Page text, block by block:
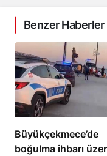
Benzer Haberler
Büyükçekmece’de
boğulma ihbarı